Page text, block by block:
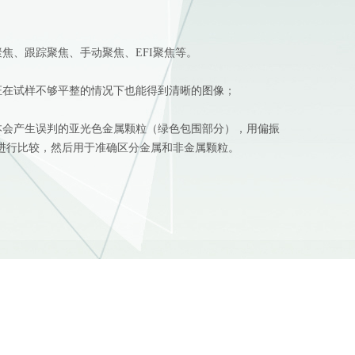
、跟踪聚焦、手动聚焦、EFI聚焦等。
试样不够平整的情况下也能得到清晰的图像；
产生误判的亚光色金属颗粒（绿色包围部分），用偏振
比较，然后用于准确区分金属和非金属颗粒。